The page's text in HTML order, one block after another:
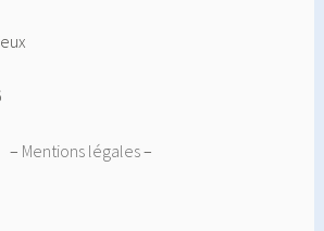
– Mentions légales–